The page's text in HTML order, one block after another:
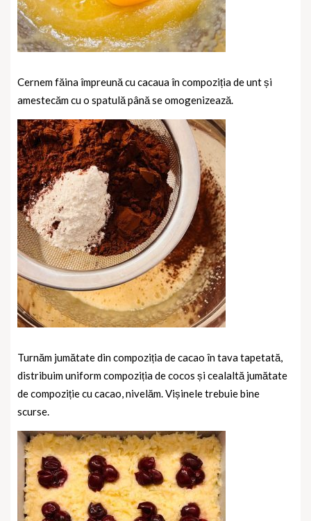
Cernem făina împreună cu cacaua în compoziția de unt și
amestecăm cu o spatulă până se omogenizează.
Turnăm jumătate din compoziția de cacao în tava tapetată,
distribuim uniform compoziția de cocos și cealaltă jumătate
de compoziție cu cacao, nivelăm. Vișinele trebuie bine
scurse.